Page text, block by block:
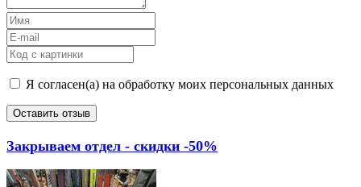
Я согласен(а) на обработку моих персональных данных
Оставить отзыв
Закрываем отдел - скидки -50%